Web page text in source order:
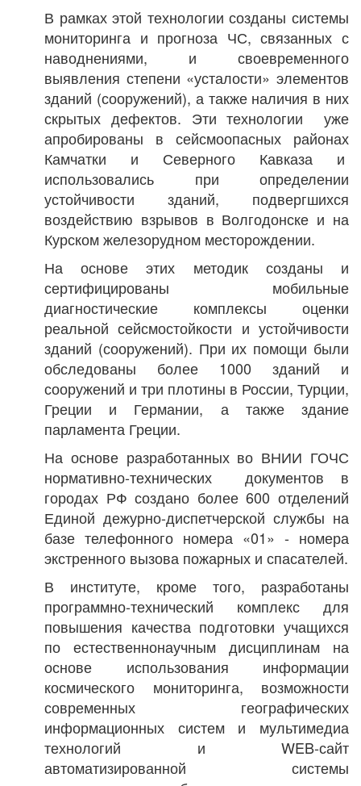
В рамках этой технологии созданы системы
мониторинга и прогноза ЧС, связанных с
наводнениями, и своевременного
выявления степени «усталости» элементов
зданий (сооружений), а также наличия в них
скрытых дефектов. Эти технологии уже
апробированы в сейсмоопасных районах
Камчатки и Северного Кавказа и
использовались при определении
устойчивости зданий, подвергшихся
воздействию взрывов в Волгодонске и на
Курском железорудном месторождении.
На основе этих методик созданы и
сертифицированы мобильные
диагностические комплексы оценки
реальной сейсмостойкости и устойчивости
зданий (сооружений). При их помощи были
обследованы более 1000 зданий и
сооружений и три плотины в России, Турции,
Греции и Германии, а также здание
парламента Греции.
На основе разработанных во ВНИИ ГОЧС
нормативно-технических документов в
городах РФ создано более 600 отделений
Единой дежурно-диспетчерской службы на
базе телефонного номера «01» - номера
экстренного вызова пожарных и спасателей.
В институте, кроме того, разработаны
программно-технический комплекс для
повышения качества подготовки учащихся
по естественнонаучным дисциплинам на
основе использования информации
космического мониторинга, возможности
современных географических
информационных систем и мультимедиа
технологий и WEB-сайт
автоматизированной системы